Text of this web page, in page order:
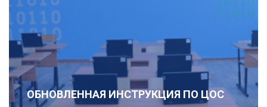
ОБНОВЛЕННАЯ ИНСТРУКЦИЯ ПО ЦОС